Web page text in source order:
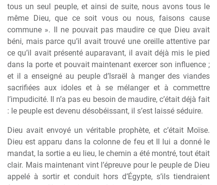
tous un seul peuple, et ainsi de suite, nous avons tous le
même Dieu, que ce soit vous ou nous, faisons cause
commune ». Il ne pouvait pas maudire ce que Dieu avait
béni, mais parce qu’il avait trouvé une oreille attentive par
ce qu’il avait présenté auparavant, il avait déjà mis le pied
dans la porte et pouvait maintenant exercer son influence ;
et il a enseigné au peuple d’Israël à manger des viandes
sacrifiées aux idoles et à se mélanger et à commettre
l’impudicité. Il n’a pas eu besoin de maudire, c’était déjà fait
: le peuple est devenu désobéissant, il s’est laissé séduire.
Dieu avait envoyé un véritable prophète, et c’était Moïse.
Dieu est apparu dans la colonne de feu et Il lui a donné le
mandat, la sortie a eu lieu, le chemin a été montré, tout était
clair. Mais maintenant vint l’épreuve pour le peuple de Dieu
appelé à sortir et conduit hors d’Égypte, s’ils tiendraient